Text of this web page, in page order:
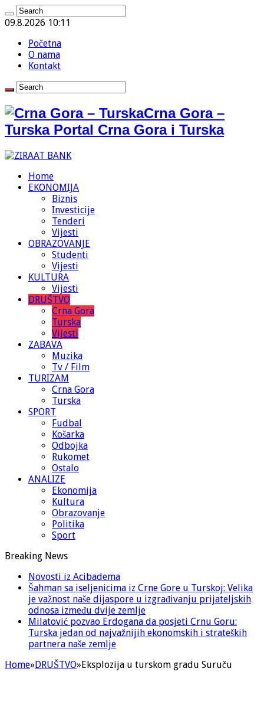
09.8.2026 10:11
Početna
O nama
Kontakt
Crna Gora –
Turska Portal Crna Gora i Turska
Home
EKONOMIJA
Biznis
Investicije
Tenderi
Vijesti
OBRAZOVANJE
Studenti
Vijesti
KULTURA
Vijesti
DRUŠTVO
Crna Gora
Turska
Vijesti
ZABAVA
Muzika
Tv / Film
TURIZAM
Crna Gora
Turska
SPORT
Fudbal
Košarka
Odbojka
Rukomet
Ostalo
ANALIZE
Ekonomija
Kultura
Obrazovanje
Politika
Sport
Breaking News
Novosti iz Acibadema
Šahman sa iseljenicima iz Crne Gore u Turskoj: Velika
je važnost naše dijaspore u izgrađivanju prijateljskih
odnosa između dvije zemlje
Milatović pozvao Erdogana da posjeti Crnu Goru:
Turska jedan od najvažnijih ekonomskih i strateških
partnera naše zemlje
Home»DRUŠTVO»Eksplozija u turskom gradu Suruču